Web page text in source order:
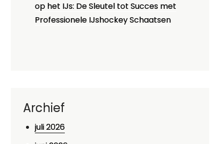
op het IJs: De Sleutel tot Succes met
Professionele IJshockey Schaatsen
Archief
juli 2026